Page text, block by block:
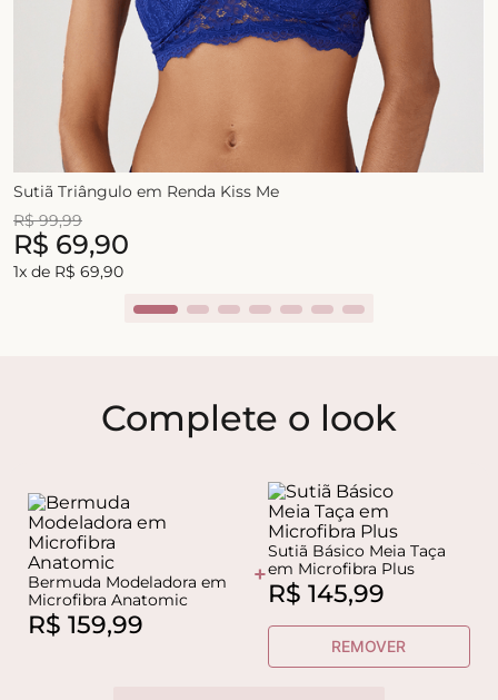
Sutiã Triângulo em Renda Kiss Me
R$ 99,99
R$ 69,90
1x de R$ 69,90
Complete o look
Bermuda Modeladora em
Microfibra Anatomic
R$ 159,99
+
Sutiã Básico Meia Taça
em Microfibra Plus
R$ 145,99
REMOVER